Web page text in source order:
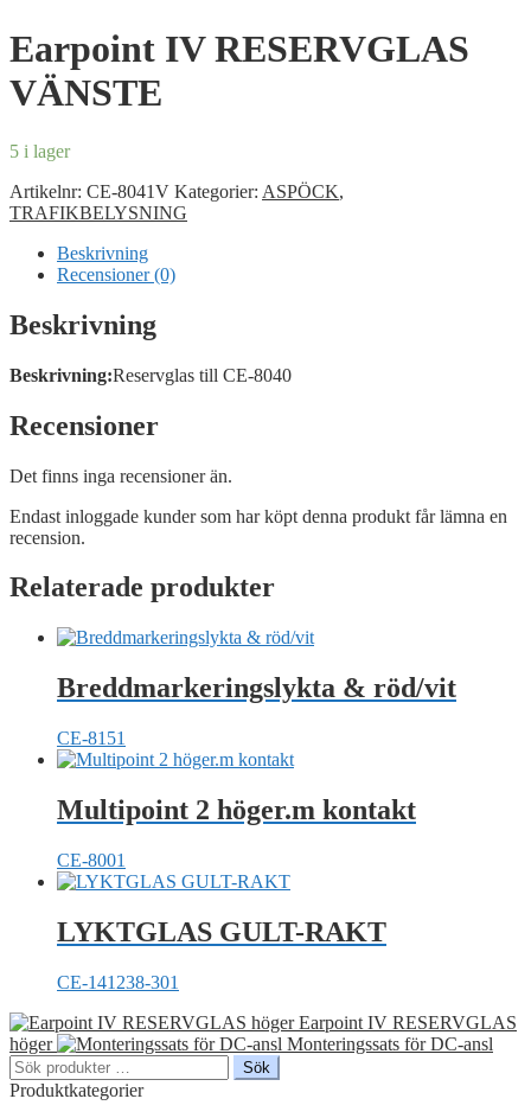
Earpoint IV RESERVGLAS
VÄNSTE
5 i lager
Artikelnr: CE-8041V Kategorier: ASPÖCK,
TRAFIKBELYSNING
Beskrivning
Recensioner (0)
Beskrivning
Beskrivning:Reservglas till CE-8040
Recensioner
Det finns inga recensioner än.
Endast inloggade kunder som har köpt denna produkt får lämna en
recension.
Relaterade produkter
Breddmarkeringslykta & röd/vit
CE-8151
Multipoint 2 höger.m kontakt
CE-8001
LYKTGLAS GULT-RAKT
CE-141238-301
Earpoint IV RESERVGLAS
höger
Monteringssats för DC-ansl
Sök
efter:
Sök
Produktkategorier